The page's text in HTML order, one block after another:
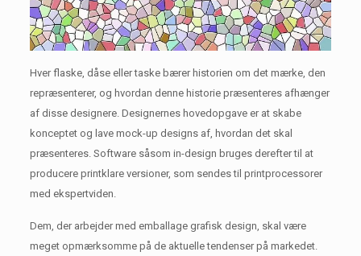
Hver flaske, dåse eller taske bærer historien om det mærke, den
repræsenterer, og hvordan denne historie præsenteres afhænger
af disse designere. Designernes hovedopgave er at skabe
konceptet og lave mock-up designs af, hvordan det skal
præsenteres. Software såsom in-design bruges derefter til at
producere printklare versioner, som sendes til printprocessorer
med ekspertviden.
Dem, der arbejder med emballage grafisk design, skal være
meget opmærksomme på de aktuelle tendenser på markedet.